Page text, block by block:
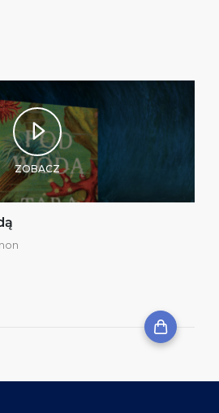
ZOBACZ